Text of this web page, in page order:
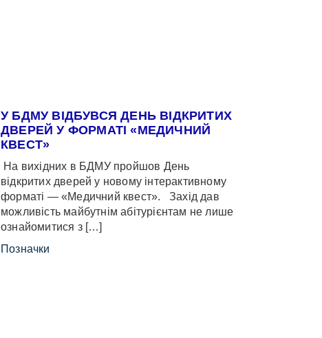
У БДМУ ВІДБУВСЯ ДЕНЬ ВІДКРИТИХ
ДВЕРЕЙ У ФОРМАТІ «МЕДИЧНИЙ
КВЕСТ»
На вихідних в БДМУ пройшов День
відкритих дверей у новому інтерактивному
форматі — «Медичний квест». Захід дав
можливість майбутнім абітурієнтам не лише
ознайомитися з […]
Позначки